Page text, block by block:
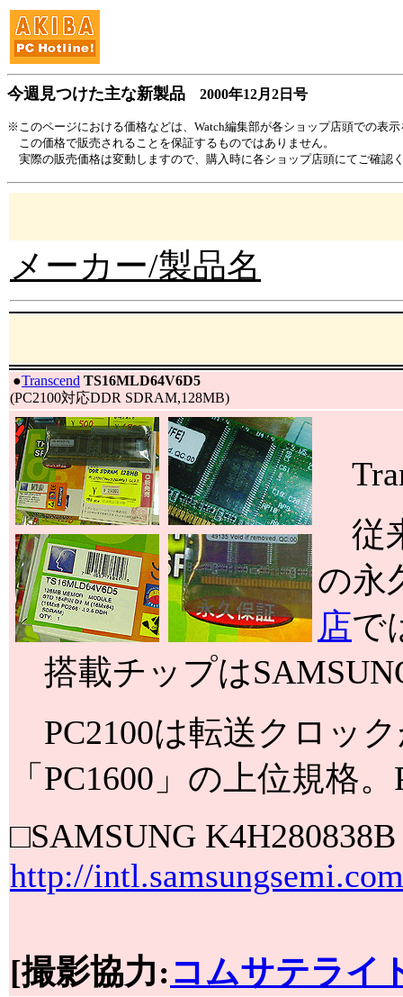
今週見つけた主な新製品 2000年12月2日号
※このページにおける価格などは、Watch編集部が各ショップ店頭での表
この価格で販売されることを保証するものではありません。
実際の販売価格は変動しますので、購入時に各ショップ店頭にてご確認
メーカー/製品名
●Transcend TS16MLD64V6D5
(PC2100対応DDR SDRAM,128MB)
従
の永
店で
搭載チップは
PC2100は転送クロッ
「PC1600」の上位規格
□SAMSUNG K4H280838B
http://
[撮影協力:コムサテライ